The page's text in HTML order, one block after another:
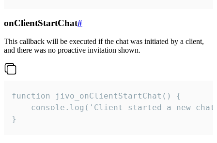
onClientStartChat#
This callback will be executed if the chat was initiated by a client,
and there was no proactive invitation shown.
function jivo_onClientStartChat() {
console.log('Client started a new
}